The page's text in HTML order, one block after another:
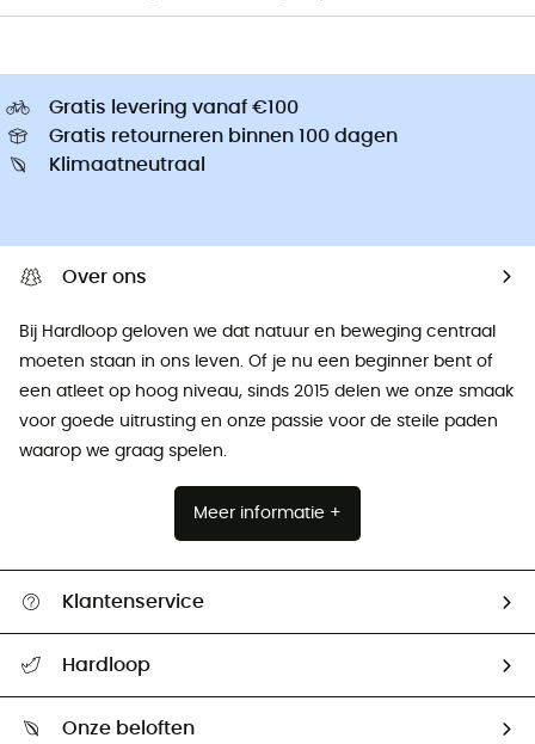
Gratis levering vanaf €100
Gratis retourneren binnen 100 dagen
Klimaatneutraal
Over ons
Bij Hardloop geloven we dat natuur en beweging centraal
moeten staan ​​in ons leven. Of je nu een beginner bent of
een atleet op hoog niveau, sinds 2015 delen we onze smaak
voor goede uitrusting en onze passie voor de steile paden
waarop we graag spelen.
Meer informatie +
Klantenservice
Retourzendingen & Terugbetalingen
Hardloop
Onze beloften